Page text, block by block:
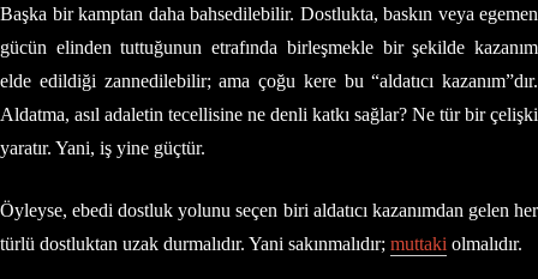
Başka bir kamptan daha bahsedilebilir. Dostlukta, baskın veya egemen
gücün elinden tuttuğunun etrafında birleşmekle bir şekilde kazanım
elde edildiği zannedilebilir; ama çoğu kere bu “aldatıcı kazanım”dır.
Aldatma, asıl adaletin tecellisine ne denli katkı sağlar? Ne tür bir çelişki
yaratır. Yani, iş yine güçtür.
Öyleyse, ebedi dostluk yolunu seçen biri aldatıcı kazanımdan gelen her
türlü dostluktan uzak durmalıdır. Yani sakınmalıdır; muttaki olmalıdır.